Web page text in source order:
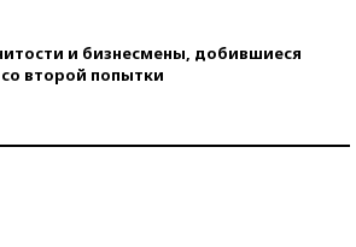
и бизнесмены, добившиеся
со второй попытки